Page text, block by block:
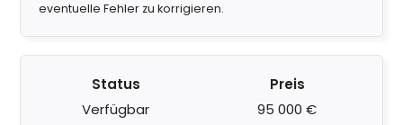
eventuelle Fehler zu korrigieren.
Status
Verfügbar
Preis
95 000 €